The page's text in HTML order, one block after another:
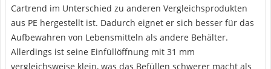
Cartrend im Unterschied zu anderen Vergleichsprodukten
aus PE hergestellt ist. Dadurch eignet er sich besser für das
Aufbewahren von Lebensmitteln als andere Behälter.
Allerdings ist seine Einfüllöffnung mit 31 mm
vergleichsweise klein, was das Befüllen schwerer macht als